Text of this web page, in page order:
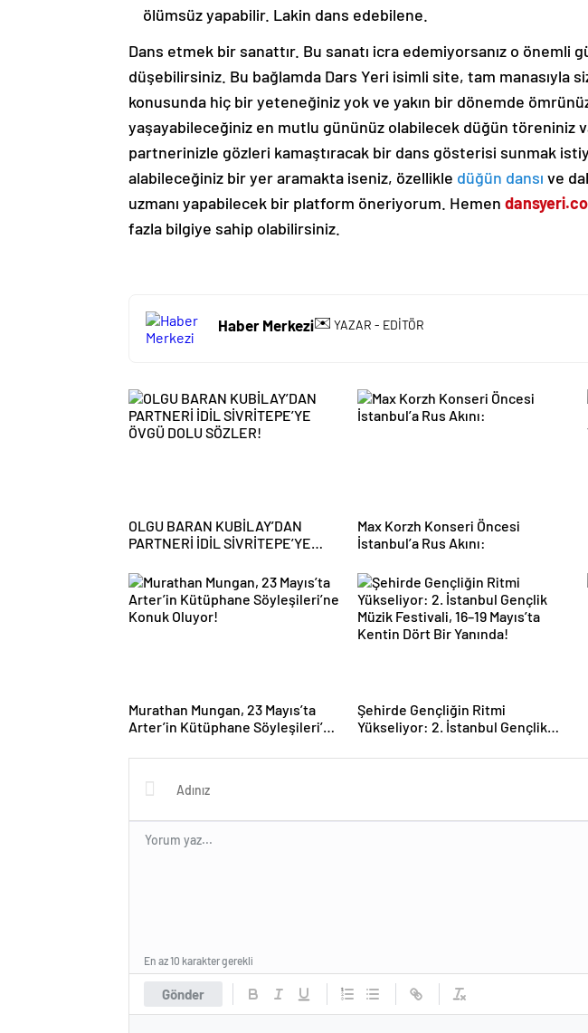
ölümsüz yapabilir. Lakin dans edebilene.
Dans etmek bir sanattır. Bu sanatı icra edemiyorsanız o önemli
düşebilirsiniz. Bu bağlamda Dars Yeri isimli site, tam manasıyla
konusunda hiç bir yeteneğiniz yok ve yakın bir dönemde
yaşayabileceğiniz en mutlu gününüz olabilecek düğün töreniniz
partnerinizle gözleri kamaştıracak bir dans gösterisi sunmak
alabileceğiniz bir yer aramakta iseniz, özellikle düğün dansı ve
uzmanı yapabilecek bir platform öneriyorum. Hemen
fazla bilgiye sahip olabilirsiniz.
Haber Merkezi✉️ YAZAR - EDİTÖR
OLGU BARAN KUBİLAY’DAN
PARTNERİ İDİL SİVRİTEPE’YE
Max Korzh Konseri Öncesi
İstanbul’a Rus Akını:
Murathan Mungan, 23 Mayıs’ta
Arter’in Kütüphane Söyleşileri’ne
Şehirde Gençliğin Ritmi
Yükseliyor: 2. İstanbul Gençlik
Kentin Dört Bir Yanında!
Gönder
En az 10 karakter gerekli